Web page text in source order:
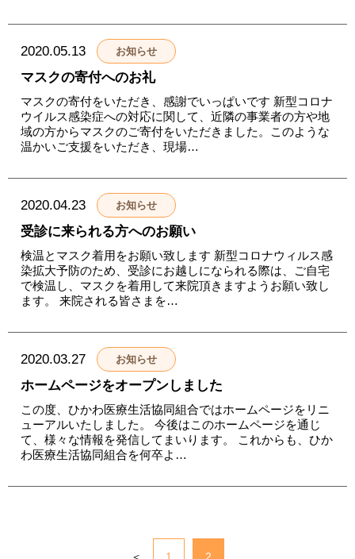
2020.05.13 お知らせ
マスクの寄付へのお礼
マスクの寄付をいただき、感謝でいっぱいです 新型コロナ
ウイルス感染症への対応に関して、近隣の事業者の方や地
域の方からマスクのご寄付をいただきました。このような
温かいご支援をいただき、現場…
2020.04.23 お知らせ
受診に来られる方へのお願い
検温とマスク着用をお願い致します 新型コロナウィルス感
染拡大予防のため、受診にお越しになられる際は、ご自宅
で検温し、マスクを着用して来院頂きますようお願い致し
ます。 来院される皆さまを…
2020.03.27 お知らせ
ホームページをオープンしました
この度、ひかわ医療生活協同組合ではホームページをリニ
ューアルいたしました。 今後はこのホームページを通じ
て、様々な情報を発信してまいります。 これからも、ひか
わ医療生活協同組合を何卒よ…